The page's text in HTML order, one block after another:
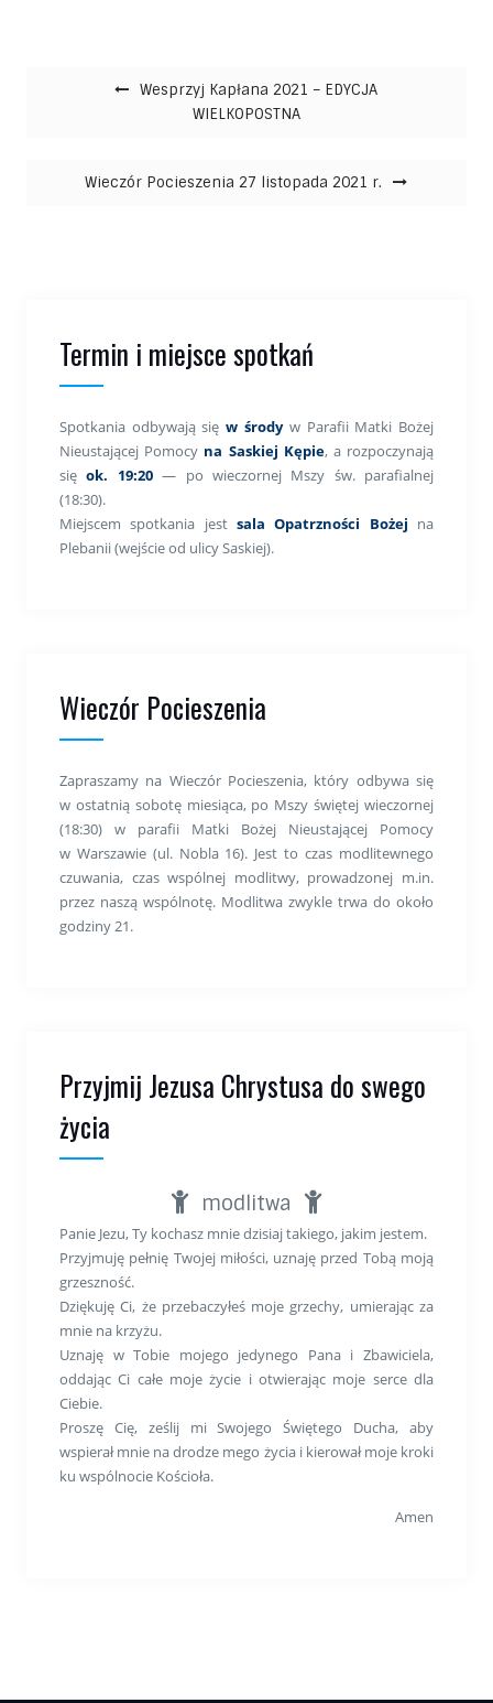
Wesprzyj Kapłana 2021 – EDYCJA
WIELKOPOSTNA
Wieczór Pocieszenia 27 listopada 2021 r.
Termin i miejsce spotkań
Spotkania odbywają sięw środyw Parafii Matki Bożej
Nieustającej Pomocy na Saskiej Kępie, a rozpoczynają
sięok. 19:20— po wieczornej Mszy św. parafialnej
(18:30).
Miejscem spotkania jest sala Opatrzności Bożej na
Plebanii (wejście od ulicy Saskiej).
Wieczór Pocieszenia
Zapraszamy na Wieczór Pocieszenia, który odbywa się
w ostatnią sobotę miesiąca, po Mszy świętej wieczornej
(18:30) w parafii Matki Bożej Nieustającej Pomocy
w Warszawie (ul. Nobla 16). Jest to czas modlitewnego
czuwania, czas wspólnej modlitwy, prowadzonej m.in.
przez naszą wspólnotę. Modlitwa zwykle trwa do około
godziny 21.
Przyjmij Jezusa Chrystusa do swego
życia
modlitwa
Panie Jezu, Ty kochasz mnie dzisiaj takiego, jakim jestem.
Przyjmuję pełnię Twojej miłości, uznaję przed Tobą moją
grzeszność.
Dziękuję Ci, że przebaczyłeś moje grzechy, umierając za
mnie na krzyżu.
Uznaję w Tobie mojego jedynego Pana i Zbawiciela,
oddając Ci całe moje życie i otwierając moje serce dla
Ciebie.
Proszę Cię, ześlij mi Swojego Świętego Ducha, aby
wspierał mnie na drodze mego życia i kierował moje kroki
ku wspólnocie Kościoła.
Amen